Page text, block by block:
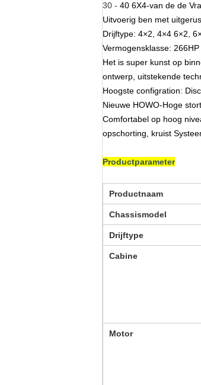
30 - 40 6X4-van de de
Uitvoerig ben met
Drijftype: 4×2, 4×4 6×2,
Vermogensklasse: 266HP
Het is super kunst op
ontwerp, uitstekende
Hoogste configration:
Nieuwe HOWO-Hoge
Comfortabel op hoog
opschorting, kruist
Productparameter
Productnaam
Chassismodel
Drijftype
Cabine
Motor